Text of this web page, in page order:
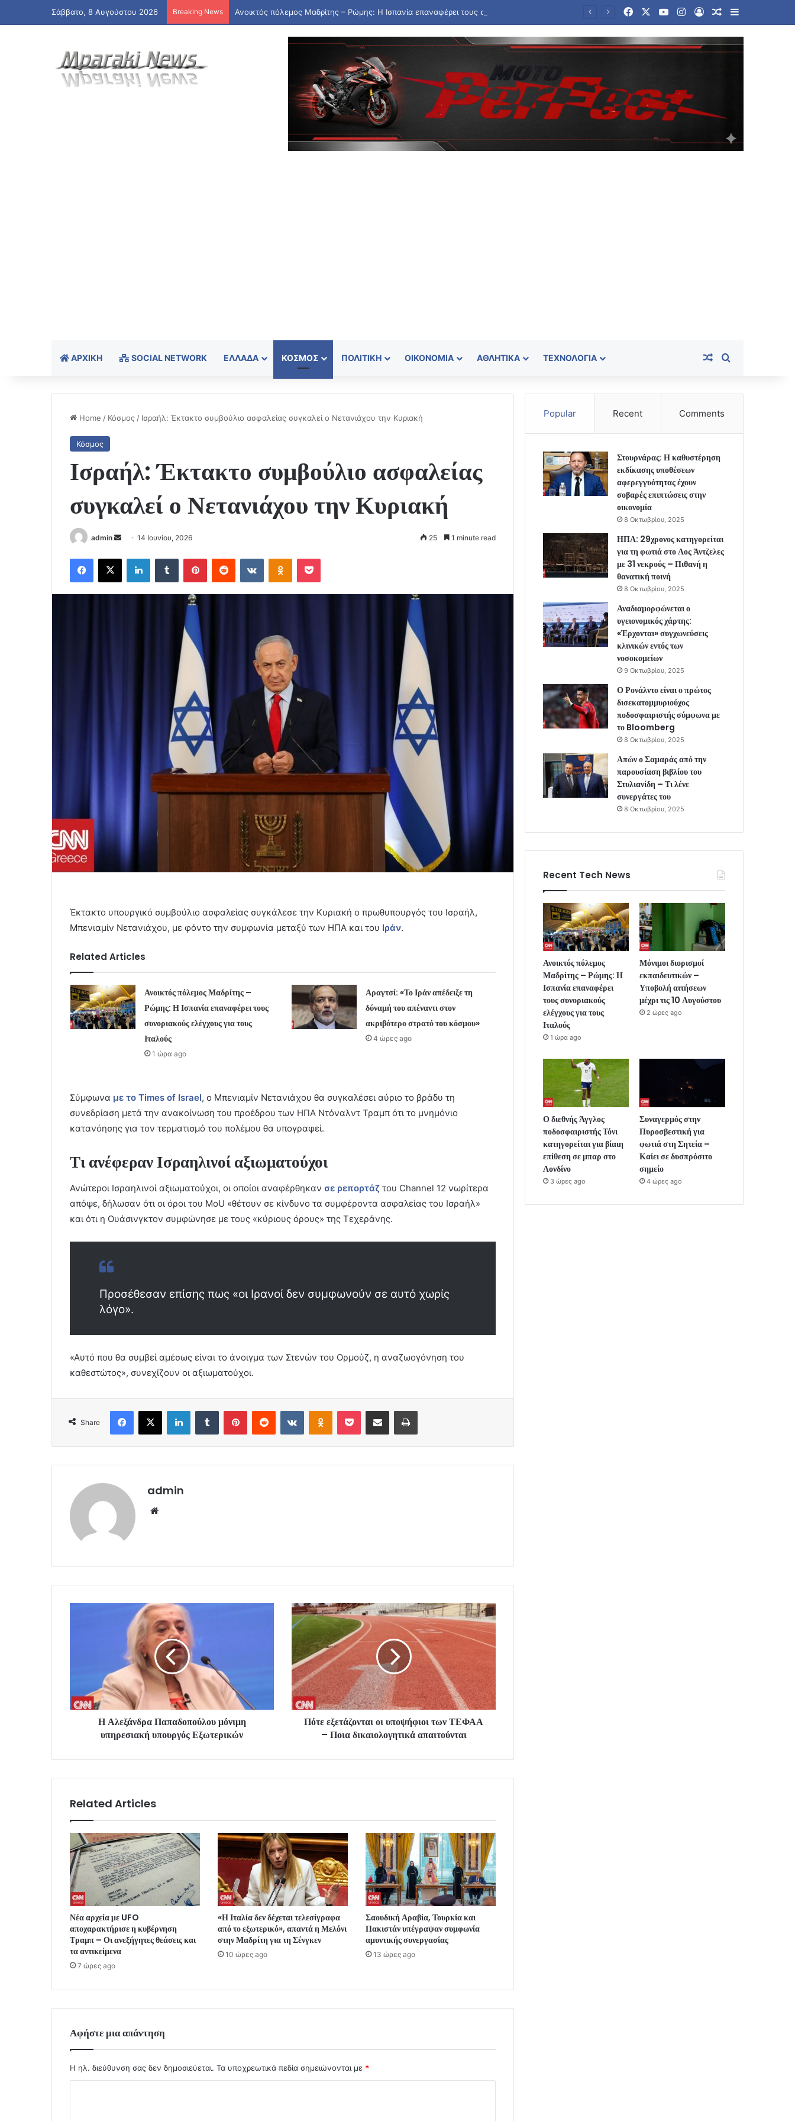
Σάββατο, 8 Αυγούστου 2026 Breaking News FacebookYouTubeInstagram
Log InRandom Article
Sidebar
ΑΡΧΙΚΉ SOCIAL NETWORK ΕΛΛΆΔΑ ΚΌΣΜΟΣ ΠΟΛΙΤΙΚΉ ΟΙΚΟΝΟΜΊΑ ΑΘΛΗΤΙΚΆ ΤΕΧΝΟΛΟΓΊΑ Random Article
Home / Κόσμος / Ισραήλ: Έκτακτο συμβούλιο ασφαλείας συγκαλεί ο Νετανιάχου την Κυριακή
Κόσμος
Ισραήλ: Έκτακτο συμβούλιο ασφαλείας
συγκαλεί ο Νετανιάχου την Κυριακή
admin
Send
email
14 Ιουνίου, 2026 25 1 minute read
Facebook
X LinkedInTumblr PinterestReddit VKontakteOdnoklassniki
Pocket
Έκτακτο υπουργικό συμβούλιο ασφαλείας συγκάλεσε την Κυριακή ο πρωθυπουργός του Ισραήλ,
Μπενιαμίν Νετανιάχου, με φόντο την συμφωνία μεταξύ των ΗΠΑ και του Ιράν.
Related Articles
Ανοικτός πόλεμος Μαδρίτης –
Ρώμης: Η Ισπανία επαναφέρει τους
συνοριακούς ελέγχους για τους
Ιταλούς
1 ώρα ago
Αραγτσί: «Το Ιράν απέδειξε τη
δύναμή του απέναντι στον
ακριβότερο στρατό του κόσμου»
4 ώρες ago
Σύμφωνα με το Times of Israel, ο Μπενιαμίν Νετανιάχου θα συγκαλέσει αύριο το βράδυ τη
συνεδρίαση μετά την ανακοίνωση του προέδρου των ΗΠΑ Ντόναλντ Τραμπ ότι το μνημόνιο
κατανόησης για τον τερματισμό του πολέμου θα υπογραφεί.
Τι ανέφεραν Ισραηλινοί αξιωματούχοι
Ανώτεροι Ισραηλινοί αξιωματούχοι, οι οποίοι αναφέρθηκαν σε ρεπορτάζ του Channel 12 νωρίτερα
απόψε, δήλωσαν ότι οι όροι του MoU «θέτουν σε κίνδυνο τα συμφέροντα ασφαλείας του Ισραήλ»
και ότι η Ουάσινγκτον συμφώνησε με τους «κύριους όρους» της Τεχεράνης.
Προσέθεσαν επίσης πως «οι Ιρανοί δεν συμφωνούν σε αυτό χωρίς
λόγο».
«Αυτό που θα συμβεί αμέσως είναι το άνοιγμα των Στενών του Ορμούζ, η αναζωογόνηση του
καθεστώτος», συνεχίζουν οι αξιωματούχοι.
Share
Facebook
X LinkedInTumblr PinterestReddit VKontakteOdnoklassniki
Pocket Share via Email Print
admin
Η Αλεξάνδρα Παπαδοπούλου μόνιμη
υπηρεσιακή υπουργός Εξωτερικών
Πότε εξετάζονται οι υποψήφιοι των ΤΕΦΑΑ
– Ποια δικαιολογητικά απαιτούνται
Related Articles
Νέα αρχεία με UFO
αποχαρακτήρισε η κυβέρνηση
Τραμπ – Οι ανεξήγητες θεάσεις και
τα αντικείμενα
7 ώρες ago
«Η Ιταλία δεν δέχεται τελεσίγραφα
από το εξωτερικό», απαντά η Μελόνι
στην Μαδρίτη για τη Σένγκεν
10 ώρες ago
Σαουδική Αραβία, Τουρκία και
Πακιστάν υπέγραψαν συμφωνία
αμυντικής συνεργασίας
13 ώρες ago
Αφήστε μια απάντηση
Η ηλ. διεύθυνση σας δεν δημοσιεύεται. Τα υποχρεωτικά πεδία σημειώνονται με *
Popular Recent Comments
Στουρνάρας: Η καθυστέρηση
εκδίκασης υποθέσεων
αφερεγγυότητας έχουν
σοβαρές επιπτώσεις στην
οικονομία
8 Οκτωβρίου, 2025
ΗΠΑ: 29χρονος κατηγορείται
για τη φωτιά στο Λος Άντζελες
με 31 νεκρούς – Πιθανή η
θανατική ποινή
8 Οκτωβρίου, 2025
Αναδιαμορφώνεται ο
υγειονομικός χάρτης:
«Έρχονται» συγχωνεύσεις
κλινικών εντός των
νοσοκομείων
9 Οκτωβρίου, 2025
Ο Ρονάλντο είναι ο πρώτος
δισεκατομμυριούχος
ποδοσφαιριστής σύμφωνα με
το Bloomberg
8 Οκτωβρίου, 2025
Απών ο Σαμαράς από την
παρουσίαση βιβλίου του
Στυλιανίδη – Τι λένε
συνεργάτες του
8 Οκτωβρίου, 2025
Recent Tech News
Ανοικτός πόλεμος
Μαδρίτης – Ρώμης: Η
Ισπανία επαναφέρει
τους συνοριακούς
ελέγχους για τους
Ιταλούς
1 ώρα ago
Μόνιμοι διορισμοί
εκπαιδευτικών –
Υποβολή αιτήσεων
μέχρι τις 10 Αυγούστου
2 ώρες ago
Ο διεθνής Άγγλος
ποδοσφαιριστής Τόνι
κατηγορείται για βίαιη
επίθεση σε μπαρ στο
Λονδίνο
3 ώρες ago
Συναγερμός στην
Πυροσβεστική για
φωτιά στη Σητεία –
Καίει σε δυσπρόσιτο
σημείο
4 ώρες ago